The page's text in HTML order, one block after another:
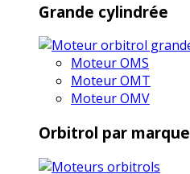
Grande cylindrée
Moteur OMS
Moteur OMT
Moteur OMV
Orbitrol par marque